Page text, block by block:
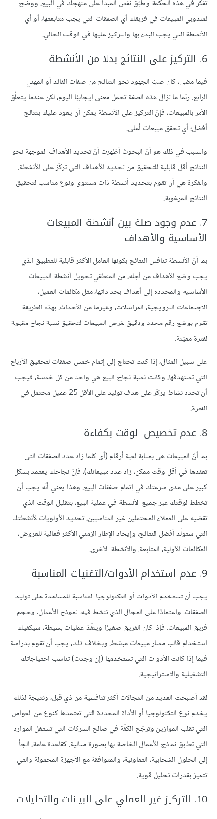
تفكّر في هذه الحكمة وطبّق نفس المبدأ على منهجك في البيع، ووضح
لمندوبي المبيعات في فريقك أي الصفقات التي يجب متابعتها، أو أي
الأنشطة التي يجب البدء بها والتركيز عليها في الوقت الحالي.
6. التركيز على النتائج بدلا من الأنشطة
فيما مضى، كان صبّ الجهود نحو النتائج من صفات القائد أو المهني
الرائع. ربّما ما تزال هذه الصفة تحمل معنى إيجابيًا اليوم، لكن عندما يتعلّق
الأمر بالمبيعات، فإنّ التركيز على الأنشطة يمكن أن يعود عليك بنتائج
أفضل؛ أي تحقق مبيعات أعلى.
والسبب في ذلك هو أنّ البحوث أظهرت أنّ تحديد الأهداف الموجهة نحو
النتائج أقل قابلية للتحقيق من تحديد الأهداف التي تركّز على الأنشطة.
والفكرة هي أن تقوم بتحديد أنشطة ذات مستوى ونوع مناسب لتحقيق
النتائج المرغوبة.
7. عدم وجود صلة بين أنشطة المبيعات
الأساسية والأهداف
بما أنّ الأنشطة تنافس النتائج بكونها العامل الأكثر قابلية للتطبيق الذي
يجب وضع الأهداف من أجله، من المنطقي تحويل أنشطة المبيعات
الأساسية والمحددة إلى أهداف بحد ذاتها، مثل مكالمات العميل،
الاجتماعات الترويجية، المراسلات، وغيرها من الأحداث. بهذه الطريقة
تقوم بوضع رقم محدد ودقيق لفرص المبيعات لتحقيق نسبة نجاح مقبولة
لفترة معيّنة.
على سبيل المثال، إذا كنت تحتاج إلى إتمام خمس صفقات لتحقيق الأرباح
التي تستهدفها، وكانت نسبة نجاح البيع هي واحد من كل خمسة، فيجب
أن تحدد نشاط يركّز على هدف توليد على الأقل 25 عميل محتمل في
الفترة.
8. عدم تخصيص الوقت بكفاءة
بما أنّ المبيعات هي بمثابة لعبة أرقام (أي كلما زاد عدد الصفقات التي
تعقدها في أقل وقت ممكن، زاد عدد مبيعاتك)، فإنّ نجاحك يعتمد بشكل
كبير على مدى سرعتك في إتمام صفقات البيع. وهذا يعني أنّه يجب أن
تخطط لوقتك عبر جميع الأنشطة في عملية البيع، بتقليل الوقت الذي
تقضيه على العملاء المحتملين غير المناسبين، تحديد الأولويات لأنشطتك
التي ستولّد أفضل النتائج، وإيجاد الإطار الزمني الأكثر فعالية للعروض،
المكالمات الأولية، المتابعة، والأنشطة الأخرى.
9. عدم استخدام الأدوات/التقنيات المناسبة
يجب أن تستخدم الأدوات أو التكنولوجيا المناسبة للمساعدة على توليد
الصفقات، واعتمادًا على المجال الذي تنشط فيه، نموذج الأعمال، وحجم
فريق المبيعات. فإذا كان الفريق صغيرًا وينفّذ عمليات بسيطة، سيكفيك
استخدام قالب مسار مبيعات مبسّط. وبخلاف ذلك، يجب أن تقوم بدراسة
فيما إذا كانت الأدوات التي تستخدمها (إن وجدت) تناسب احتياجاتك
التشغيلية والاستراتيجية.
لقد أصبحت العديد من المجالات أكثر تنافسية من ذي قبل، ونتيجة لذلك
يخدم نوع التكنولوجيا أو الأداة المحددة التي تعتمدها كنوع من العوامل
التي تقلب الموازين وترجّح الكفّة في صالح الشركات التي تستغل الموارد
التي تطابق نماذج الأعمال الخاصة بها بصورة مثالية. كقاعدة عامة، الجأ
إلى الحلول السّحابية، التعاونية، والمتوافقة مع الأجهزة المحمولة والتي
تتميز بقدرات تحليل قوية.
10. التركيز غير العملي على البيانات والتحليلات